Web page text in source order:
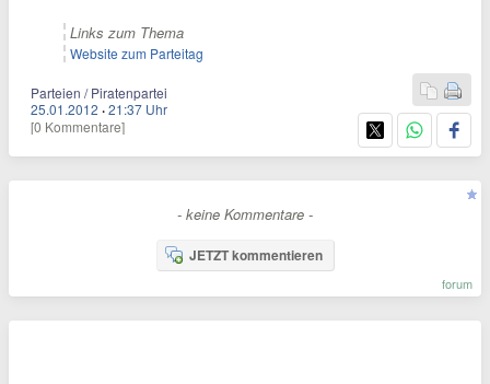
Links zum Thema
Website zum Parteitag
Parteien / Piratenpartei
25.01.2012 ·21:37 Uhr
[0 Kommentare]
- keine Kommentare -
JETZT kommentieren
forum